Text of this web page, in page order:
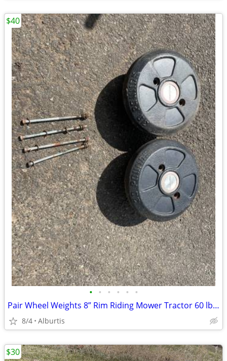
• • • • • •
Pair Wheel Weights 8” Rim Riding Mower Tractor 60 lb Total
8/4 Alburtis
$40
$30